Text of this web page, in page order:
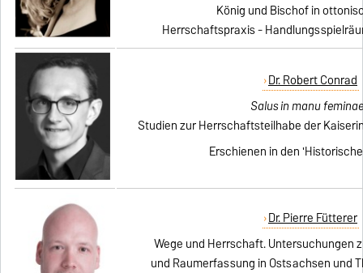
König und Bischof in
Herrschaftspraxis -
Dr. Robert Conrad
Salus in manu
Studien zur Herrschaftsteilhabe der Kaiserin
Erschienen in den
Dr. Pierre Fütterer
Wege und Herrschaft. Untersuchungen
und Raumerfassung in Ostsachsen und